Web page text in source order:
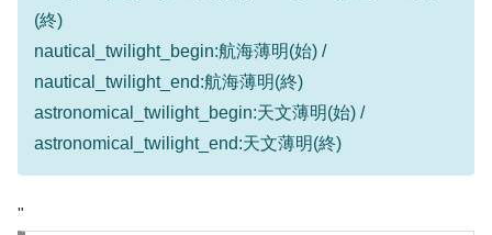
(終)
nautical_twilight_begin:航海薄明(始) /
nautical_twilight_end:航海薄明(終)
astronomical_twilight_begin:天文薄明(始) /
astronomical_twilight_end:天文薄明(終)
"